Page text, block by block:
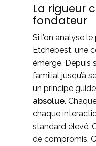
La rigueur
fondateur
Si l’on analyse
Etchebest, une
émerge. Depuis
familial jusqu’à
un principe
absolue.
chaque
standard élevé.
de compromis.